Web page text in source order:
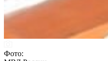
Фото: